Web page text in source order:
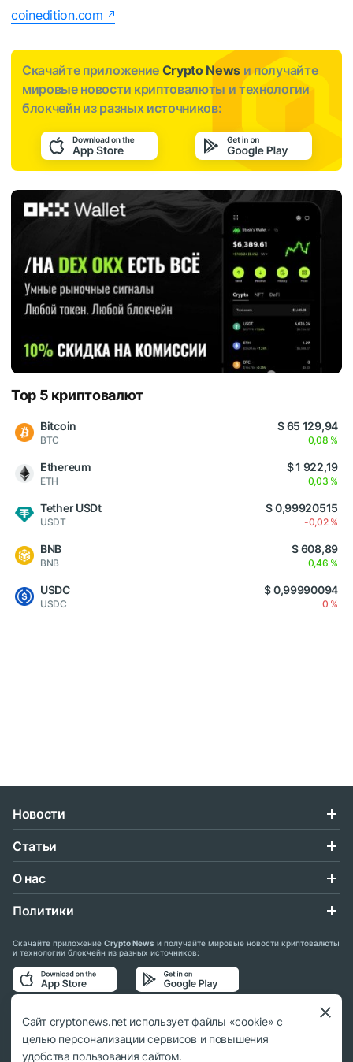
coinedition.com
Скачайте приложение Crypto News и получайте
мировые новости криптовалюты и технологии
блокчейн из разных источников:
Top 5 криптовалют
Bitcoin
BTC
$ 65 129,94
0,08 %
Ethereum
ETH
$ 1 922,19
0,03 %
Tether USDt
USDT
$ 0,99920515
-0,02 %
BNB
BNB
$ 608,89
0,46 %
USDC
USDC
$ 0,99990094
0 %
Новости
Статьи
О нас
Политики
Скачайте приложение Crypto News и получайте мировые новости криптовалюты
и технологии блокчейн из разных источников:
Подписывайтесь на нас в социальных сетях:
Сайт cryptonews.net использует файлы «cookie» с
целью персонализации сервисов и повышения
удобства пользования сайтом.